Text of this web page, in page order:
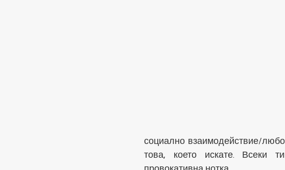
социално взаимодействие/
това, което искате. Всеки